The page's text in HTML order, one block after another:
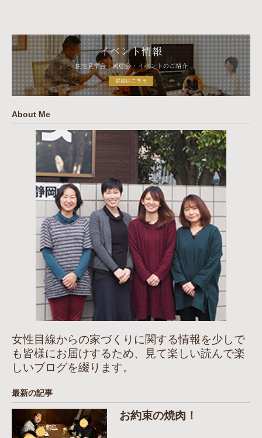
About Me
女性目線からの家づくりに関する情報を少しで
も皆様にお届けするため、見て楽しい読んで楽
しいブログを綴ります。
最新の記事
お約束の焼肉！